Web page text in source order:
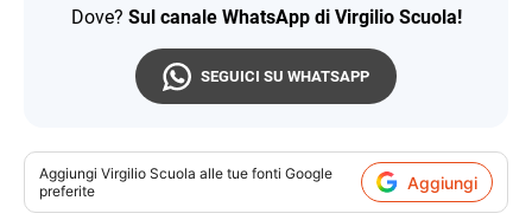
Dove? Sul canale WhatsApp di Virgilio Scuola!
SEGUICI SU WHATSAPP
Aggiungi Virgilio Scuola alle tue fonti Google
preferite
Aggiungi